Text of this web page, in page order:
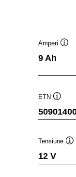
Amperi
9 Ah
ETN
Tensiune
12 V